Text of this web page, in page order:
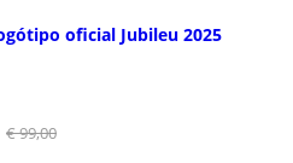
oficial Jubileu 2025
€ 99,00